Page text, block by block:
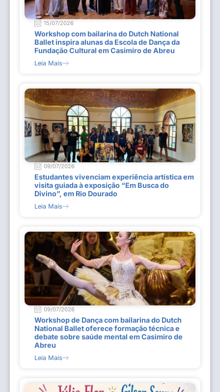
15/07/2026
Workshop com bailarina do Dutch National
Ballet inspira alunas da Escola de Dança da
Fundação Cultural em Casimiro de Abreu
Leia Mais
09/07/2026
Estudantes vivenciam experiência artística em
visita guiada à exposição “Em Busca do
Divino”, em Rio Dourado
Leia Mais
09/07/2026
Workshop de Dança com bailarina do Dutch
National Ballet oferece formação técnica e
debate sobre saúde mental em Casimiro de
Abreu
Leia Mais